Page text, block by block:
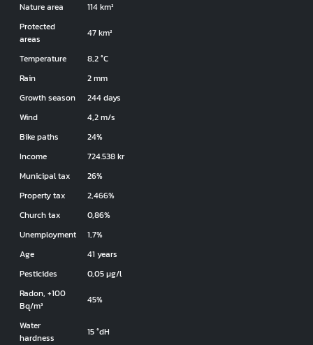
Nature area
114 km²
Protected
areas
47 km²
Temperature
8,2 °C
Rain
2 mm
Growth season
244 days
Wind
4,2 m/s
Bike paths
24%
Income
724.538 kr
Municipal tax
26%
Property tax
2,466%
Church tax
0,86%
Unemployment
1,7%
Age
41 years
Pesticides
0,05 µg/l
Radon, +100
Bq/m³
45%
Water
hardness
15 °dH